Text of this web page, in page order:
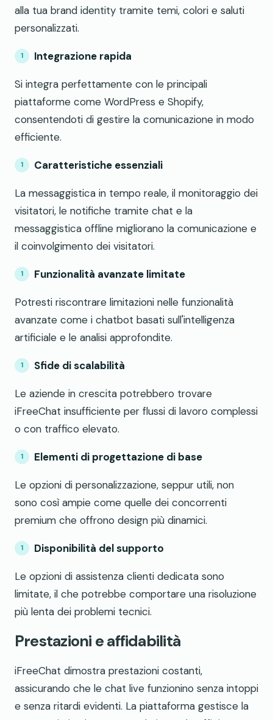
alla tua brand identity tramite temi, colori e saluti
personalizzati.
Integrazione rapida
Si integra perfettamente con le principali
piattaforme come WordPress e Shopify,
consentendoti di gestire la comunicazione in modo
efficiente.
Caratteristiche essenziali
La messaggistica in tempo reale, il monitoraggio dei
visitatori, le notifiche tramite chat e la
messaggistica offline migliorano la comunicazione e
il coinvolgimento dei visitatori.
Funzionalità avanzate limitate
Potresti riscontrare limitazioni nelle funzionalità
avanzate come i chatbot basati sull'intelligenza
artificiale e le analisi approfondite.
Sfide di scalabilità
Le aziende in crescita potrebbero trovare
iFreeChat insufficiente per flussi di lavoro complessi
o con traffico elevato.
Elementi di progettazione di base
Le opzioni di personalizzazione, seppur utili, non
sono così ampie come quelle dei concorrenti
premium che offrono design più dinamici.
Disponibilità del supporto
Le opzioni di assistenza clienti dedicata sono
limitate, il che potrebbe comportare una risoluzione
più lenta dei problemi tecnici.
Prestazioni e affidabilità
iFreeChat dimostra prestazioni costanti,
assicurando che le chat live funzionino senza intoppi
e senza ritardi evidenti. La piattaforma gestisce la